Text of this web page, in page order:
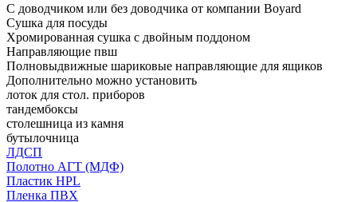
С доводчиком или без доводчика от компании Boyard
Сушка для посуды
Хромированная сушка с двойным поддоном
Направляющие пвш
Полновыдвижные шариковые направляющие для ящиков
Дополнительно можно установить
лоток для стол. приборов
тандембоксы
столешница из камня
бутылочница
ЛДСП
Полотно АГТ (МДФ)
Пластик HPL
Пленка ПВХ